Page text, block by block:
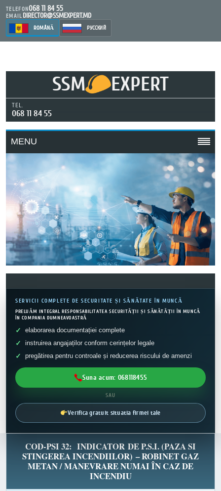
TELEFON068 11 84 55
EMAIL DIRECTOR@SSMEXPERT.MD
ROMÂNĂ РУССКИЙ
SSM EXPERT
TEL.
068 11 84 55
MENU
SERVICII COMPLETE DE SECURITATE ȘI SĂNĂTATE ÎN MUNCĂ
PRELUĂM INTEGRAL RESPONSABILITATEA SECURITĂȚII ȘI SĂNĂTĂȚII ÎN MUNCĂ
ÎN COMPANIA DUMNEAVOASTRĂ
elaborarea documentației complete
instruirea angajaților conform cerințelor legale
pregătirea pentru controale și reducerea riscului de amenzi
Suna acum: 068118455
SAU
Verifica gratuit situatia firmei tale
COD-PSI 32: INDICATOR DE P.S.I. (PAZA SI
STINGEREA INCENDIILOR) – ROBINET GAZ
METAN / MANEVRARE NUMAI ÎN CAZ DE
INCENDIU